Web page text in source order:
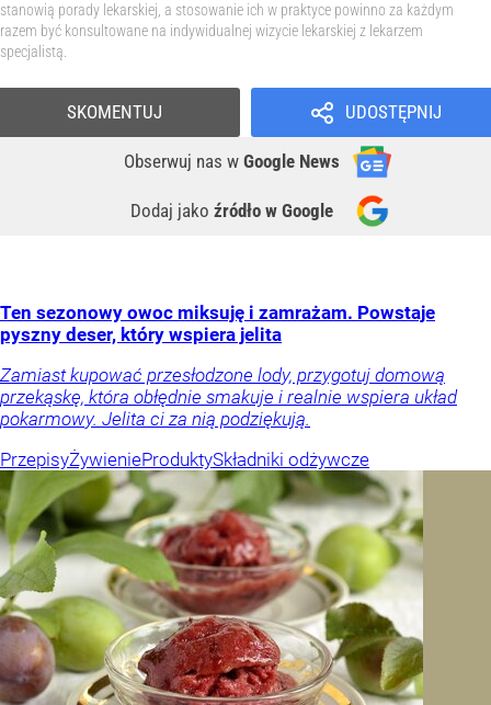
stanowią porady lekarskiej, a stosowanie ich w praktyce powinno za każdym
razem być konsultowane na indywidualnej wizycie lekarskiej z lekarzem
specjalistą.
UDOSTĘPNIJ
Obserwuj nas w Google News
Dodaj jako źródło w Google
SKOMENTUJ
Ten sezonowy owoc miksuję i zamrażam. Powstaje
pyszny deser, który wspiera jelita
Zamiast kupować przesłodzone lody, przygotuj domową
przekąskę, która obłędnie smakuje i realnie wspiera układ
pokarmowy. Jelita ci za nią podziękują.
PrzepisyŻywienieProduktySkładniki odżywcze